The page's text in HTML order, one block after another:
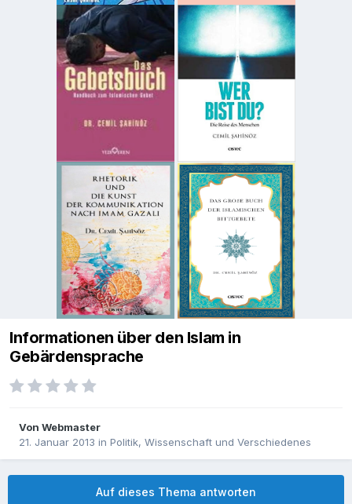
Informationen über den Islam in
Gebärdensprache
Von Webmaster
21. Januar 2013 in Politik, Wissenschaft und Verschiedenes
Auf dieses Thema antworten